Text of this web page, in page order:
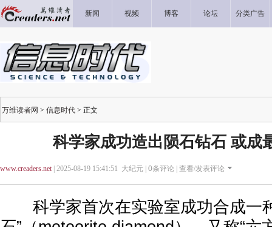
新闻 视频 博客 论坛 分类广告
万维读者网 > 信息时代 > 正文
科学家成功造出陨石钻石 或成
www.creaders.net| 2025-08-19 15:41:51 大纪元 | 0条评论 | 查看/发表评论
科学家首次在实验室成功合成一